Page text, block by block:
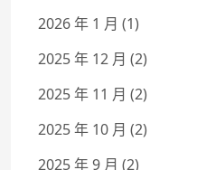
2026 年 1 月 (1)
2025 年 12 月 (2)
2025 年 11 月 (2)
2025 年 10 月 (2)
2025 年 9 月 (2)